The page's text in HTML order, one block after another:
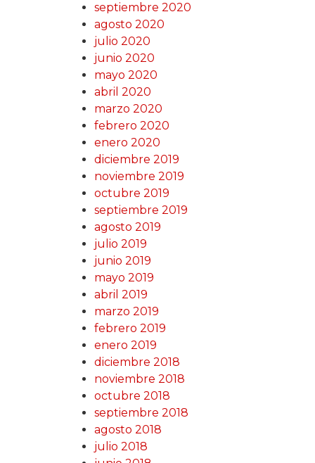
septiembre 2020
agosto 2020
julio 2020
junio 2020
mayo 2020
abril 2020
marzo 2020
febrero 2020
enero 2020
diciembre 2019
noviembre 2019
octubre 2019
septiembre 2019
agosto 2019
julio 2019
junio 2019
mayo 2019
abril 2019
marzo 2019
febrero 2019
enero 2019
diciembre 2018
noviembre 2018
octubre 2018
septiembre 2018
agosto 2018
julio 2018